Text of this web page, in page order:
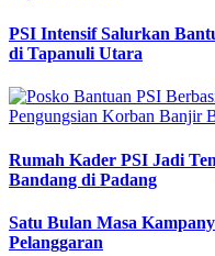
PSI Intensif Salurkan
di Tapanuli Utara
Rumah Kader PSI Jadi
Bandang di Padang
Satu Bulan Masa
Pelanggaran